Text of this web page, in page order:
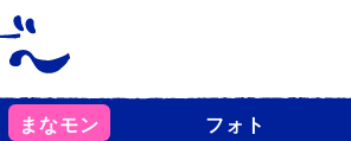
まなモン フォト